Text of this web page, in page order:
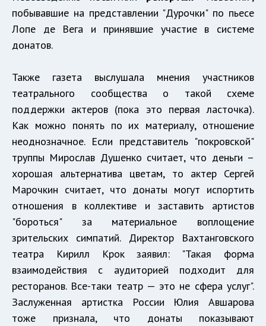
побывавшие на представлении "Дурочки" по пьесе
Лопе де Вега и принявшие участие в системе
донатов.
Также газета выслушала мнения участников
театрального сообщества о такой схеме
поддержки актеров (пока это первая ласточка).
Как можно понять по их материалу, отношение
неоднозначное. Если представитель "покровской"
труппы Мирослав Душенко считает, что деньги –
хорошая альтернатива цветам, то актер Сергей
Марочкин считает, что донаты могут испортить
отношения в коллективе и заставить артистов
"бороться" за материальное воплощение
зрительских симпатий. Директор Вахтанговского
театра Кирилл Крок заявил: "Такая форма
взаимодействия с аудиторией подходит для
ресторанов. Все-таки театр — это не сфера услуг".
Заслуженная артистка России Юлия Авшарова
тоже признала, что донаты показывают